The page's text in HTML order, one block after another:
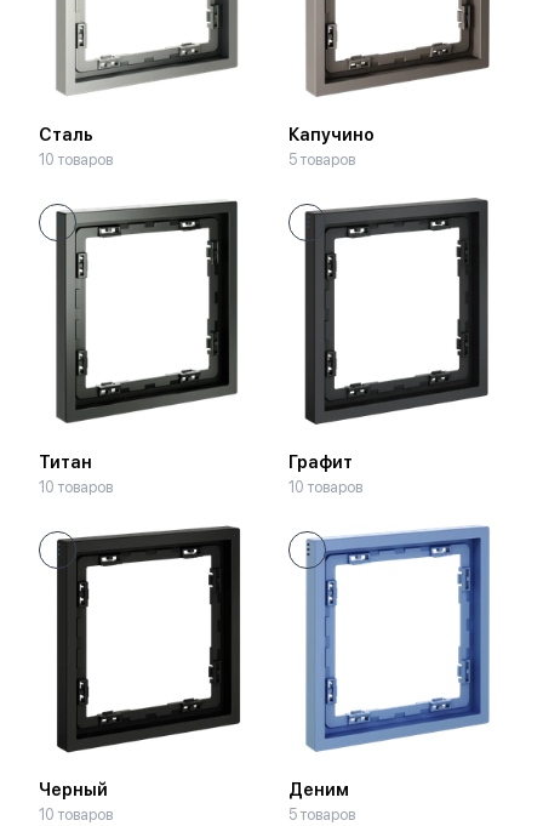
Сталь
10 товаров
Капучино
5 товаров
Титан
10 товаров
Графит
10 товаров
Черный
10 товаров
Деним
5 товаров